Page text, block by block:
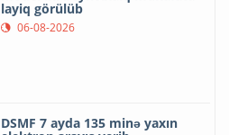
layiq görülüb
06-08-2026
DSMF 7 ayda 135 minə yaxın